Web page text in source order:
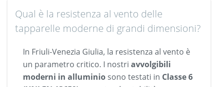
Qual è la resistenza al vento delle
tapparelle moderne di grandi dimensioni?
In Friuli-Venezia Giulia, la resistenza al vento è
un parametro critico. I nostri avvolgibili
moderni in alluminio sono testati in Classe 6